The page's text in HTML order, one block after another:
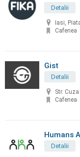
Detalii
Iasi,
Cafenea
Gist
Detalii
Str.
Cafenea
Humans
Detalii